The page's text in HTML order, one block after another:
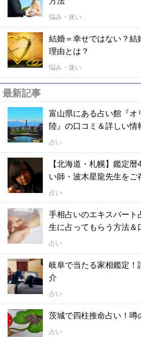
悩み・迷い
結婚＝幸せではない？結
理由とは？
悩み・迷い
最新記事
富山県にある占い館『オ
陸』の口コミ＆詳しい情
占い
【北海道・札幌】鑑定
い師・波木星龍先生をご
占い
手相占いのエキスパー
生に占ってもらう方法＆
占い
岐阜で当たる家相鑑定！
介
占い
茨城で四柱推命占い！噂
占い